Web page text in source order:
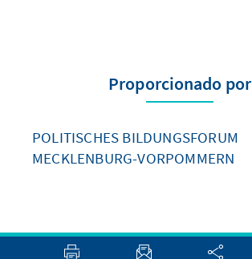
Proporcionado por
POLITISCHES BILDUNGSFORUM
MECKLENBURG-VORPOMMERN